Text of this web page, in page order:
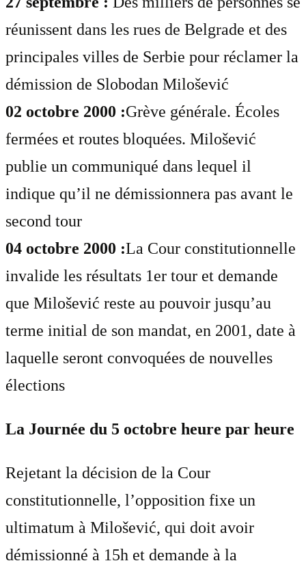
réunissent dans les rues de Belgrade et des
principales villes de Serbie pour réclamer la
démission de Slobodan Milošević
02 octobre 2000 :Grève générale. Écoles
fermées et routes bloquées. Milošević
publie un communiqué dans lequel il
indique qu’il ne démissionnera pas avant le
second tour
04 octobre 2000 :La Cour constitutionnelle
invalide les résultats 1er tour et demande
que Milošević reste au pouvoir jusqu’au
terme initial de son mandat, en 2001, date à
laquelle seront convoquées de nouvelles
élections
La Journée du 5 octobre heure par heure
Rejetant la décision de la Cour
constitutionnelle, l’opposition fixe un
ultimatum à Milošević, qui doit avoir
démissionné à 15h et demande à la